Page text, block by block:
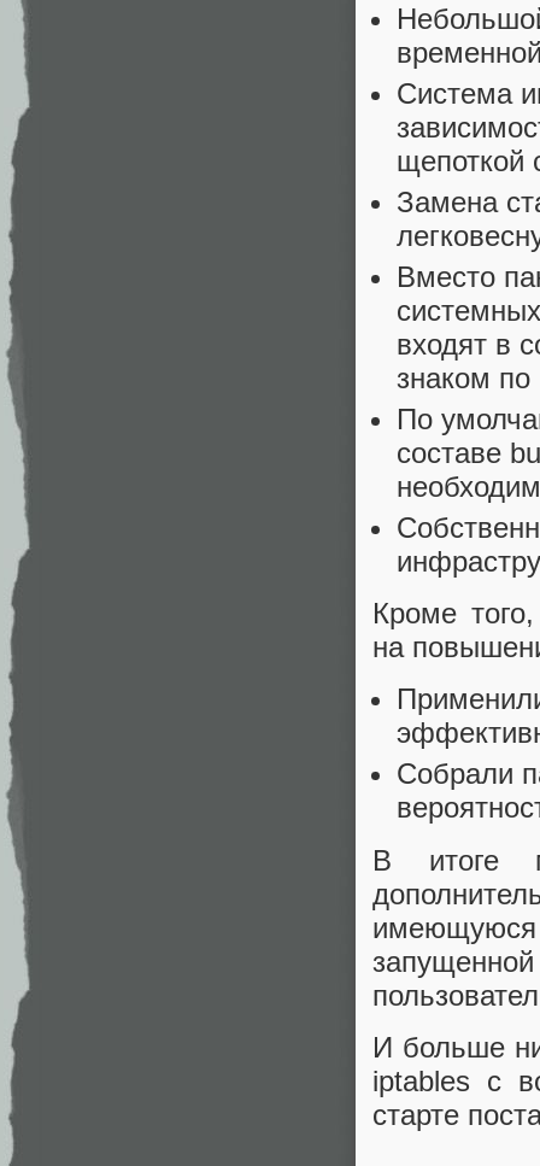
Система
щепоткой
Замена
Вместо
входят в
знаком
По
составе
Кроме
на
Собрали
В итоге
И больше
iptables с
старте